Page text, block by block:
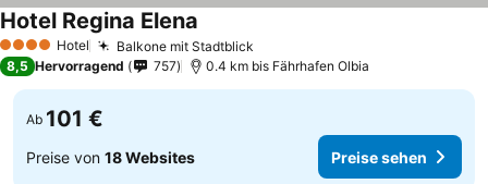
4 Sterne Hotel Balkone mit Stadtblick
Hotel Regina Elena
8,5 Hervorragend 757 0.4 km bis Fährhafen Olbia
Ab 101 €
Preise von 18 Websites Preise sehen